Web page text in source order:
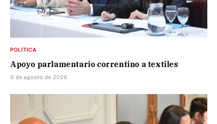
POLÍTICA
Apoyo parlamentario correntino a textiles
6 de agosto de 2026